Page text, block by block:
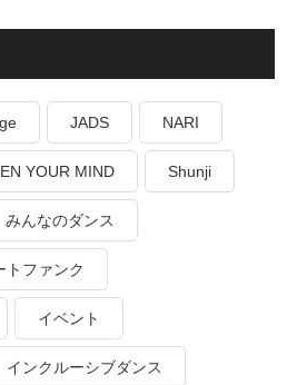
JADS NARI
YOUR MIND Shunji
みんなのダンス
トファンク
イベント
インクルーシブダンス